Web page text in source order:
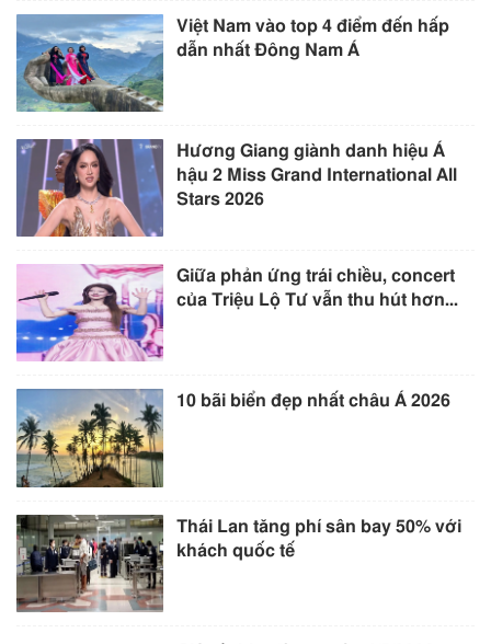
Việt Nam vào top 4 điểm đến hấp
dẫn nhất Đông Nam Á
Hương Giang giành danh hiệu Á
hậu 2 Miss Grand International All
Stars 2026
Giữa phản ứng trái chiều, concert
của Triệu Lộ Tư vẫn thu hút hơn...
10 bãi biển đẹp nhất châu Á 2026
Thái Lan tăng phí sân bay 50% với
khách quốc tế